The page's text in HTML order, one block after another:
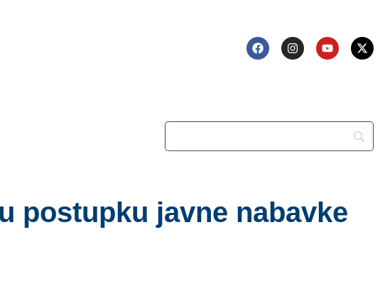
postupku javne nabavke